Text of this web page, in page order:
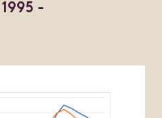
1 995 -